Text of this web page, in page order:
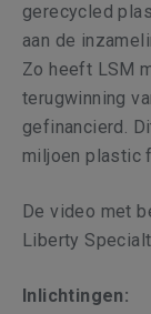
gerecycled
aan de
Zo heeft LSM
terugwinning
gefinancierd.
miljoen plastic
De video met
Liberty
Inlichtingen: